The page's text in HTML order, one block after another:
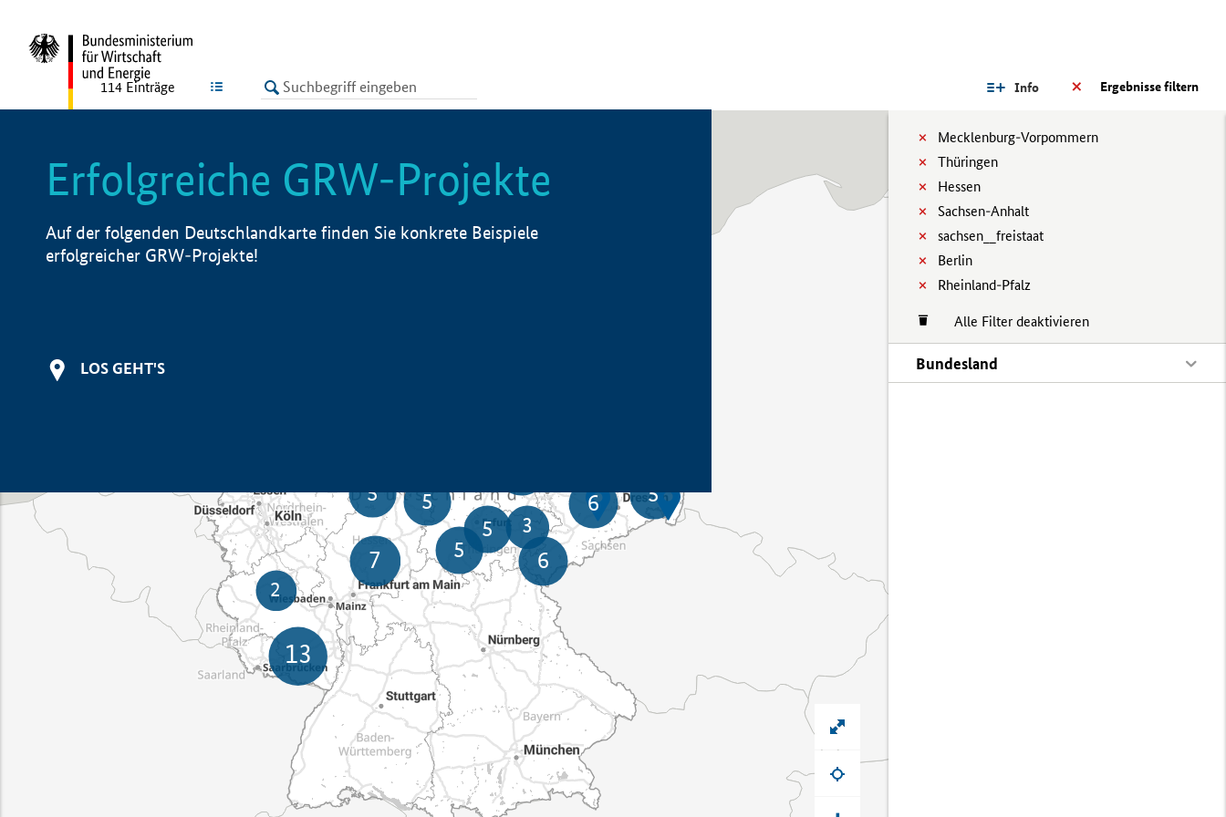
LISTE Ergebnisse filtern
Info
Mecklenburg-Vorpommern
Thüringen
Hessen
Sachsen-Anhalt
sachsen__freistaat
Berlin
Rheinland-Pfalz
Alle Filter deaktivieren
Bundesland
114 Einträge
Erfolgreiche GRW-Projekte
Auf der folgenden Deutschlandkarte finden Sie konkrete Beispiele
erfolgreicher GRW-Projekte!
LOS GEHT'S